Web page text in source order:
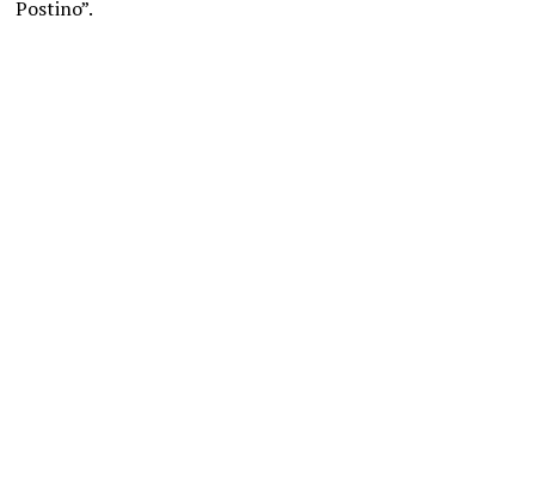
Postino”.